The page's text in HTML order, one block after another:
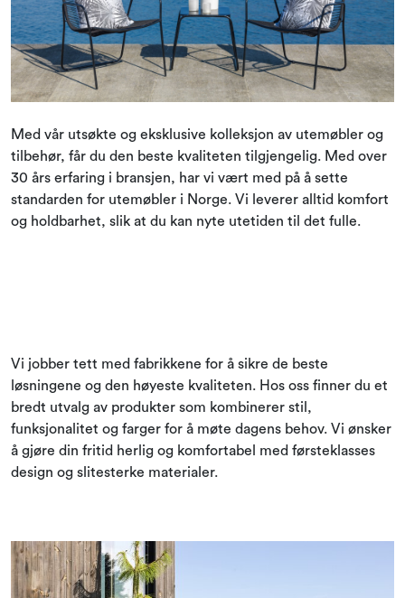
Med vår utsøkte og eksklusive kolleksjon av utemøbler og
tilbehør, får du den beste kvaliteten tilgjengelig. Med over
30 års erfaring i bransjen, har vi vært med på å sette
standarden for utemøbler i Norge. Vi leverer alltid komfort
og holdbarhet, slik at du kan nyte utetiden til det fulle.
Vi jobber tett med fabrikkene for å sikre de beste
løsningene og den høyeste kvaliteten. Hos oss finner du et
bredt utvalg av produkter som kombinerer stil,
funksjonalitet og farger for å møte dagens behov. Vi ønsker
å gjøre din fritid herlig og komfortabel med førsteklasses
design og slitesterke materialer.
Kampanjer og Outlet